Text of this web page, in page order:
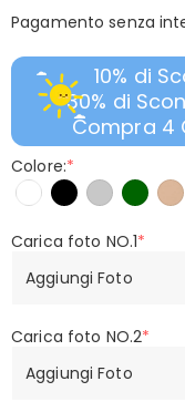
Pagamento senza
10% di
30% di
Compra 4
Colore:*
Carica foto NO.1*
Aggiungi Foto
Carica foto NO.2*
Aggiungi Foto